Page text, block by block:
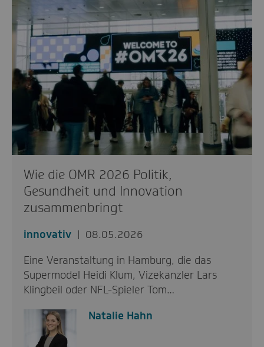
Wie die OMR 2026 Politik,
Gesundheit und Innovation
zusammenbringt
innovativ
08.05.2026
Eine Veranstaltung in Hamburg, die das
Supermodel Heidi Klum, Vizekanzler Lars
Klingbeil oder NFL-Spieler Tom…
Natalie Hahn